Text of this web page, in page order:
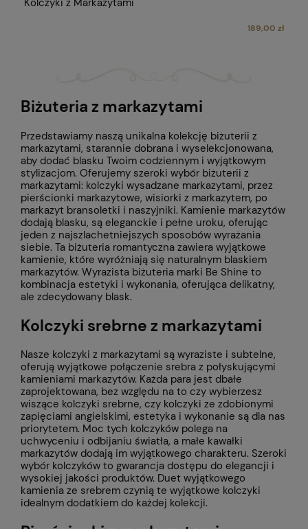
189,00 zł
Biżuteria z markazytami
Przedstawiamy naszą unikalna kolekcję biżuterii z
markazytami, starannie dobrana i wyselekcjonowana,
aby dodać blasku Twoim codziennym i wyjątkowym
stylizacjom. Oferujemy szeroki wybór biżuterii z
markazytami: kolczyki wysadzane markazytami, przez
pierścionki markazytowe, wisiorki z markazytem, po
markazyt bransoletki i naszyjniki. Kamienie markazytów
dodają blasku, są eleganckie i pełne uroku, oferując
jeden z najszlachetniejszych sposobów wyrażania
siebie. Ta biżuteria romantyczna zawiera wyjątkowe
kamienie, które wyróżniają się naturalnym blaskiem
markazytów. Wyrazista biżuteria marki Be Shine to
kombinacja estetyki i wykonania, oferująca delikatny,
ale zdecydowany blask.
Kolczyki srebrne z markazytami
Nasze kolczyki z markazytami są wyraziste i subtelne,
oferują wyjątkowe połączenie srebra z połyskującymi
kamieniami markazytów. Każda para jest dbałe
zaprojektowana, bez względu na to czy wybierzesz
wiszące kolczyki srebrne, czy kolczyki ze zdobionymi
zapięciami angielskimi, estetyka i wykonanie są dla nas
priorytetem. Moc tych kolczyków polega na
uchwyceniu i odbijaniu światła, a małe kawałki
markazytów dodają im wyjątkowego charakteru. Szeroki
wybór kolczyków to gwarancja dostępu do elegancji i
wysokiej jakości produktów. Duet wyjątkowego
kamienia ze srebrem czynią te wyjątkowe kolczyki
idealnym dodatkiem do każdej kolekcji.